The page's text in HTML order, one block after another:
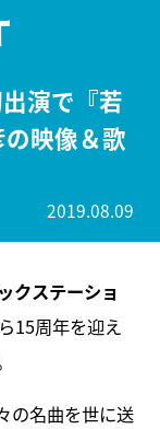
演で『若
映像＆歌
2019.08.09
クステーショ
15周年を迎え
の名曲を世に送